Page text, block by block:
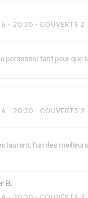
- 20:30 - COUVERTS 2
personnel tant pour que
- 20:30 - COUVERTS 2
l’un des
B